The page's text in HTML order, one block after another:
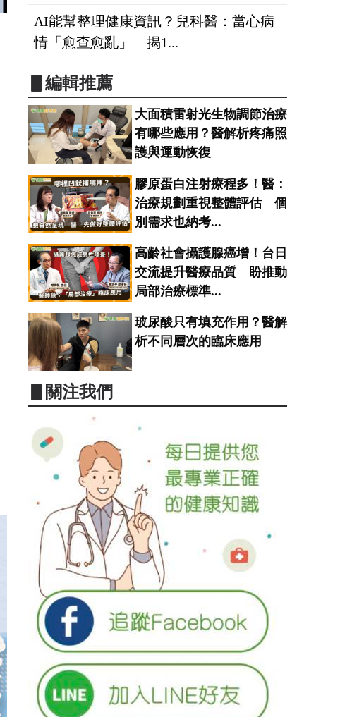
AI能幫整理健康資訊？兒科醫：當心病
情「愈查愈亂」 揭1...
▋編輯推薦
大面積雷射光生物調節治療
有哪些應用？醫解析疼痛照
護與運動恢復
膠原蛋白注射療程多！醫：
治療規劃重視整體評估 個
別需求也納考...
高齡社會攝護腺癌增！台日
交流提升醫療品質 盼推動
局部治療標準...
玻尿酸只有填充作用？醫解
析不同層次的臨床應用
▋關注我們